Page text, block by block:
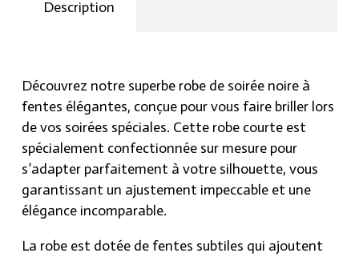
et devenez la reine de la nuit ! Soyez l’éclat de vos
Description
Découvrez notre superbe robe de soirée noire à
fentes élégantes, conçue pour vous faire briller lors
de vos soirées spéciales. Cette robe courte est
spécialement confectionnée sur mesure pour
s’adapter parfaitement à votre silhouette, vous
garantissant un ajustement impeccable et une
élégance incomparable.
La robe est dotée de fentes subtiles qui ajoutent